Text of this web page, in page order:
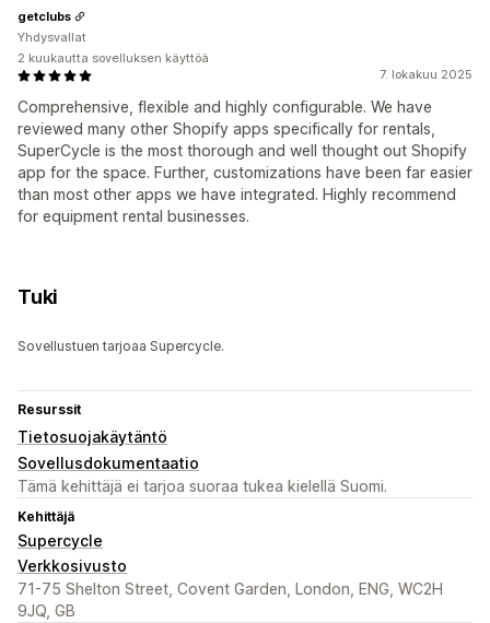
7. lokakuu 2025
Comprehensive, flexible and highly configurable. We have
reviewed many other Shopify apps specifically for rentals,
SuperCycle is the most thorough and well thought out Shopify
app for the space. Further, customizations have been far easier
than most other apps we have integrated. Highly recommend
for equipment rental businesses.
getclubs
Yhdysvallat
2 kuukautta sovelluksen käyttöä
Tuki
Sovellustuen tarjoaa Supercycle.
Resurssit
Tietosuojakäytäntö
Sovellusdokumentaatio
Tämä kehittäjä ei tarjoa suoraa tukea kielellä Suomi.
Kehittäjä
Supercycle
Verkkosivusto
71-75 Shelton Street, Covent Garden, London, ENG, WC2H
9JQ, GB